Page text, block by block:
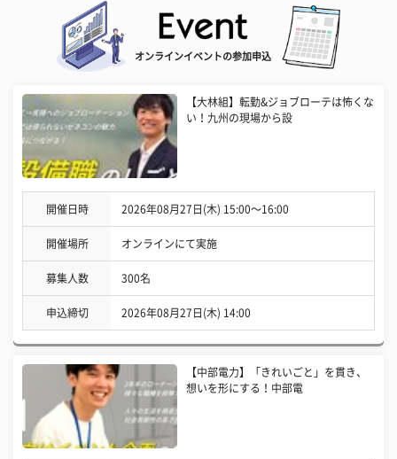
オンラインイベントの参加申込
【大林組】転勤&ジョブローテは怖くな
い！九州の現場から設
開催日時 2026年08月27日(木) 15:00〜16:00
開催場所 オンラインにて実施
募集人数 300名
申込締切 2026年08月27日(木) 14:00
【中部電力】「きれいごと」を貫き、
想いを形にする！中部電